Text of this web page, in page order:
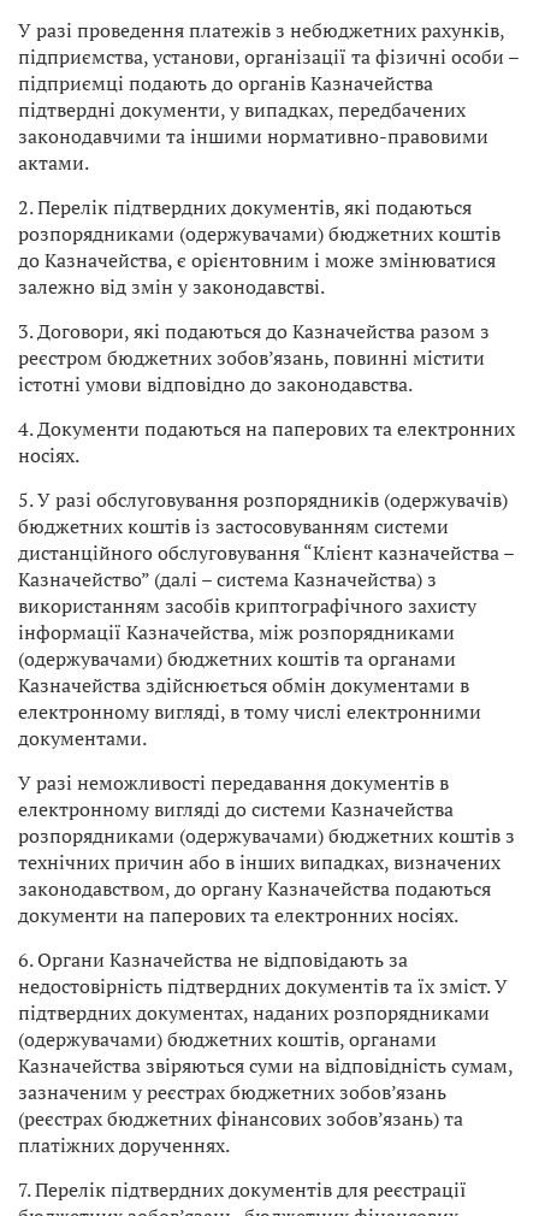
У разі проведення платежів з небюджетних рахунків,
підприємства, установи, організації та фізичні особи –
підприємці подають до органів Казначейства
підтвердні документи, у випадках, передбачених
законодавчими та іншими нормативно-правовими
актами.
2. Перелік підтвердних документів, які подаються
розпорядниками (одержувачами) бюджетних коштів
до Казначейства, є орієнтовним і може змінюватися
залежно від змін у законодавстві.
3. Договори, які подаються до Казначейства разом з
реєстром бюджетних зобов’язань, повинні містити
істотні умови відповідно до законодавства.
4. Документи подаються на паперових та електронних
носіях.
5. У разі обслуговування розпорядників (одержувачів)
бюджетних коштів із застосовуванням системи
дистанційного обслуговування “Клієнт казначейства –
Казначейство” (далі – система Казначейства) з
використанням засобів криптографічного захисту
інформації Казначейства, між розпорядниками
(одержувачами) бюджетних коштів та органами
Казначейства здійснюється обмін документами в
електронному вигляді, в тому числі електронними
документами.
У разі неможливості передавання документів в
електронному вигляді до системи Казначейства
розпорядниками (одержувачами) бюджетних коштів з
технічних причин або в інших випадках, визначених
законодавством, до органу Казначейства подаються
документи на паперових та електронних носіях.
6. Органи Казначейства не відповідають за
недостовірність підтвердних документів та їх зміст. У
підтвердних документах, наданих розпорядниками
(одержувачами) бюджетних коштів, органами
Казначейства звіряються суми на відповідність сумам,
зазначеним у реєстрах бюджетних зобов’язань
(реєстрах бюджетних фінансових зобов’язань) та
платіжних дорученнях.
7. Перелік підтвердних документів для реєстрації